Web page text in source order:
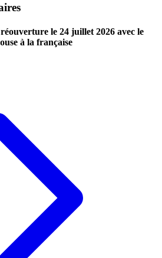
le 24 juillet 2026 avec le
à la française